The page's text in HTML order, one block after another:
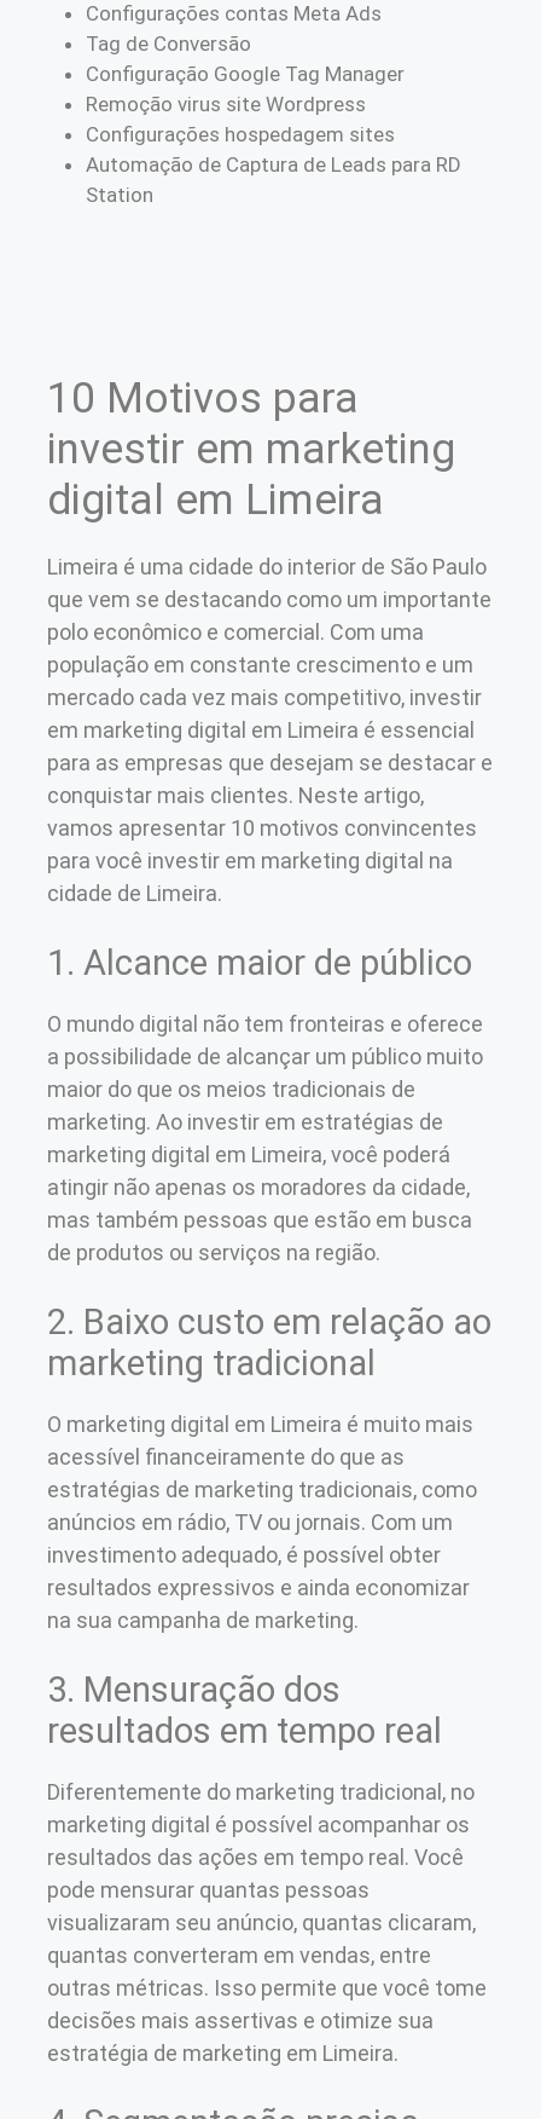
Configurações contas Meta Ads
Tag de Conversão
Configuração Google Tag Manager
Remoção virus site Wordpress
Configurações hospedagem sites
Automação de Captura de Leads para RD
Station
10 Motivos para
investir em marketing
digital em Limeira
Limeira é uma cidade do interior de São Paulo
que vem se destacando como um importante
polo econômico e comercial. Com uma
população em constante crescimento e um
mercado cada vez mais competitivo, investir
em marketing digital em Limeira é essencial
para as empresas que desejam se destacar e
conquistar mais clientes. Neste artigo,
vamos apresentar 10 motivos convincentes
para você investir em marketing digital na
cidade de Limeira.
1. Alcance maior de público
O mundo digital não tem fronteiras e oferece
a possibilidade de alcançar um público muito
maior do que os meios tradicionais de
marketing. Ao investir em estratégias de
marketing digital em Limeira, você poderá
atingir não apenas os moradores da cidade,
mas também pessoas que estão em busca
de produtos ou serviços na região.
2. Baixo custo em relação ao
marketing tradicional
O marketing digital em Limeira é muito mais
acessível financeiramente do que as
estratégias de marketing tradicionais, como
anúncios em rádio, TV ou jornais. Com um
investimento adequado, é possível obter
resultados expressivos e ainda economizar
na sua campanha de marketing.
3. Mensuração dos
resultados em tempo real
Diferentemente do marketing tradicional, no
marketing digital é possível acompanhar os
resultados das ações em tempo real. Você
pode mensurar quantas pessoas
visualizaram seu anúncio, quantas clicaram,
quantas converteram em vendas, entre
outras métricas. Isso permite que você tome
decisões mais assertivas e otimize sua
estratégia de marketing em Limeira.